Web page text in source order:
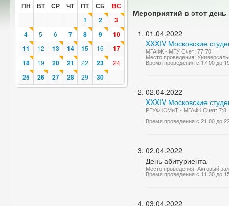
ПН ВТ СР ЧТ ПТ СБ
ВС
1
2
3
4
5 6 7 8 9
10
11
12 13 14 15 16
17
18
19 20 21 22 23 24
25 26 27 28 29 30
Мероприятий в этот день
01.04.2022
XXXIV Московские
МГАФК - МГУ Счет: 77:70
Место проведения:
Время проведения с 17:00 до
02.04.2022
XXXIV Московские
РГУФКСМиТ - МГАФК Счет: 7:8
Время проведения с 21:00 до
02.04.2022
День абитуриента
Место проведения: Актовый
Время проведения с 11:30 до
03.04.2022